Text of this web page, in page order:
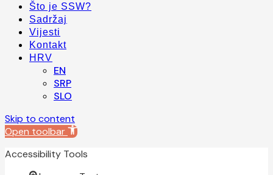
Što je SSW?
Sadržaj
Vijesti
Kontakt
HRV
EN
SRP
SLO
Skip to content
Open toolbar
Accessibility Tools